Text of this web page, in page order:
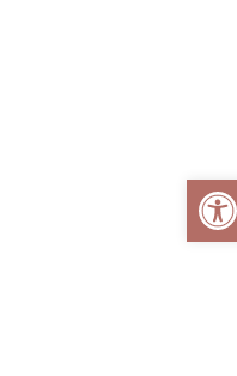
Abrir barra de herramientas